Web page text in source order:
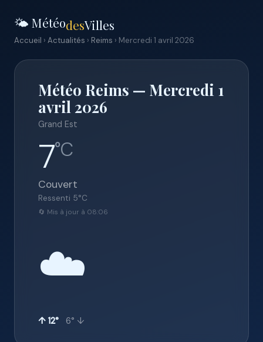
🌤️ MétéodesVilles
Accueil › Actualités › Reims › Mercredi 1 avril 2026
Météo Reims — Mercredi 1
avril 2026
Grand Est
7°C
Couvert
Ressenti 5°C
🔄 Mis à jour à 08:06
☁️
↑ 12° 6° ↓